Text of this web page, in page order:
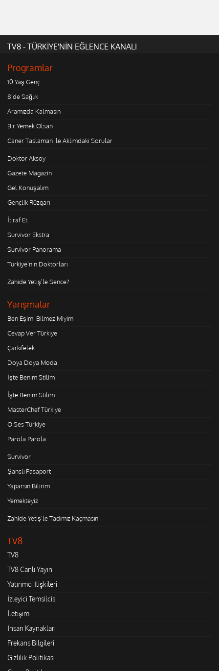
TV8 - TÜRKİYE'NİN EĞLENCE KANALI
Programlar
10 Yaş Genç
8'de Sağlık
Aramızda Kalmasın
Bir Yemek Olsan
Caner Taslaman ile Aklımdaki Sorular
Doktor Aksoy
Gazete Magazin
Gel Konuşalım
Gençlik Rüzgarı
İtiraf Et
Survivor Ekstra
Survivor Panorama
Türkiye'nin Doktorları
Zahide Yetiş'le Sence?
Yarışmalar
Ben Eşimi Bilmez Miyim
Cevap Ver Türkiye
Çarkıfelek
Doya Doya Moda
İşte Benim Stilim
İşte Benim Stilim
MasterChef Türkiye
O Ses Türkiye
Parola Parola
Survivor
Şanslı Pasaport
Yaparsın Bilirim
Yemekteyiz
Zahide Yetiş'le Tadımız Kaçmasın
TV8
TV8
TV8 Canlı Yayın
Yatırımcı İlişkileri
İzleyici Temsilcisi
İletişim
İnsan Kaynakları
Frekans Bilgileri
Gizlilik Politikası